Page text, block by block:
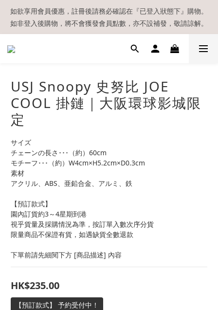
【現貨區】內款式均為在港現貨，現貨區以外的所有貨品都需要訂
貨喔！
如欲享用會員優惠，註冊後請務必確認在『已登入狀態下』購物。
如非登入後購物，將不會獲發會員點數，亦不設補發，敬請諒解。
溫馨提示：所有順豐快遞／本地及國際郵遞寄出後，本店只會以電
【現貨區】內款式均為在港現貨，現貨區以外的所有貨品都需要訂
貨喔！
USJ Snoopy 史努比 JOE
COOL 掛鏈｜大阪環球影城限
定
サイズ
チェーンの長さ･･･（約）60cm
モチーフ･･･（約）W4cm×H5.2cm×D0.3cm
素材
アクリル、ABS、亜鉛合金、アルミ、鉄
【預訂款式】
園內訂貨約3～4星期到港
視乎貨量及採購情況為準，按訂單入數次序分貨
限量商品不保證有貨，如遇缺貨全數退款
下單前請先細閱下方 [商品描述] 內容
HK$235.00
【預訂款式】 予約受付中！